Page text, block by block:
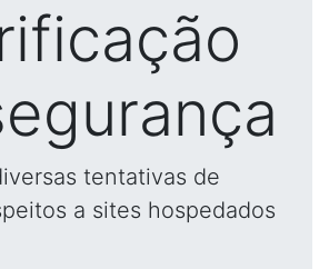
tentativas de
a sites hospedados